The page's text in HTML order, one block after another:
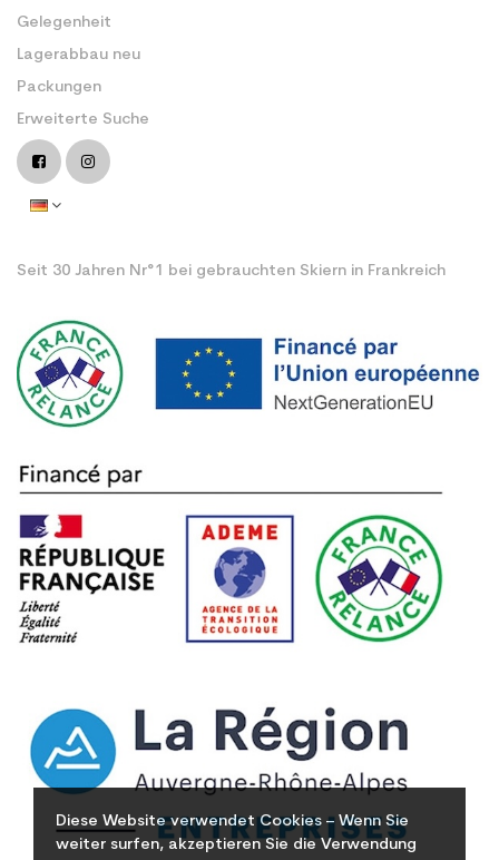
Diese Website verwendet Cookies – Wenn Sie
weiter surfen, akzeptieren Sie die Verwendung
Gelegenheit
Lagerabbau neu
Packungen
Erweiterte Suche
Seit 30 Jahren Nr°1 bei gebrauchten Skiern in Frankreich